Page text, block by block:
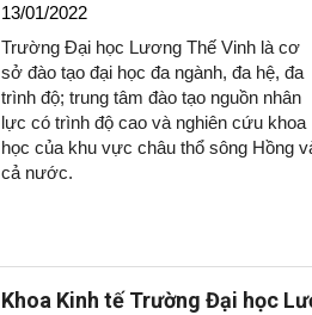
13/01/2022
Trường Đại học Lương Thế Vinh là cơ
sở đào tạo đại học đa ngành, đa hệ, đa
trình độ; trung tâm đào tạo nguồn nhân
lực có trình độ cao và nghiên cứu khoa
học của khu vực châu thổ sông Hồng
cả nước.
Khoa Kinh tế Trường Đại học